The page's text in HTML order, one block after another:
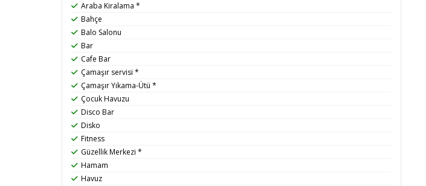
Araba Kiralama *
Bahçe
Balo Salonu
Bar
Cafe Bar
Çamaşır servisi *
Çamaşır Yıkama-Ütü *
Çocuk Havuzu
Disco Bar
Disko
Fitness
Güzellik Merkezi *
Hamam
Havuz